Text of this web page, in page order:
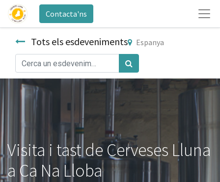
Contacta'ns
Tots els esdeveniments Espanya
Visita i tast de Cerveses Lluna
a Ca Na Lloba